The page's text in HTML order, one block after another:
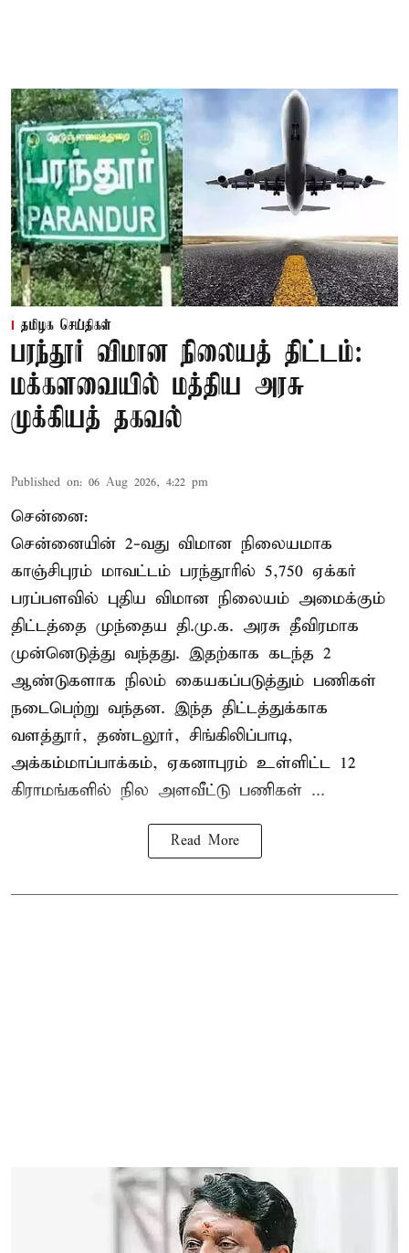
தமிழக செய்திகள்
பரந்தூர் விமான நிலையத் திட்டம்:
மக்களவையில் மத்திய அரசு
முக்கியத் தகவல்
Published on: 06 Aug 2026, 4:22 pm
சென்னை:
சென்னையின் 2-வது விமான நிலையமாக
காஞ்சிபுரம் மாவட்டம் பரந்தூரில் 5,750 ஏக்கர்
பரப்பளவில் புதிய விமான நிலையம் அமைக்கும்
திட்டத்தை முந்தைய தி.மு.க. அரசு தீவிரமாக
முன்னெடுத்து வந்தது. இதற்காக கடந்த 2
ஆண்டுகளாக நிலம் கையகப்படுத்தும் பணிகள்
நடைபெற்று வந்தன. இந்த திட்டத்துக்காக
வளத்தூர், தண்டலூர், சிங்கிலிப்பாடி,
அக்கம்மாப்பாக்கம், ஏகனாபுரம் உள்ளிட்ட 12
கிராமங்களில் நில அளவீட்டு பணிகள் ...
Read More